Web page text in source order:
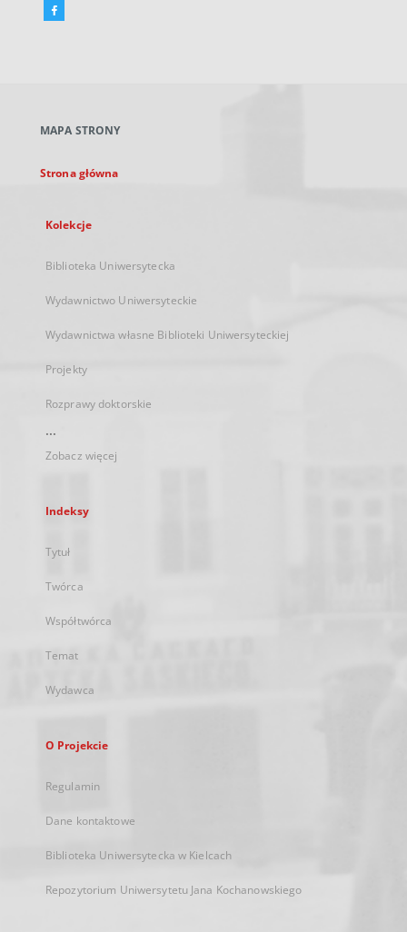
Facebook
karcie
MAPA STRONY
Strona główna
Kolekcje
Biblioteka Uniwersytecka
Wydawnictwo Uniwersyteckie
Wydawnictwa własne Biblioteki Uniwersyteckiej
Projekty
Rozprawy doktorskie
...
Zobacz więcej
Indeksy
Tytuł
Twórca
Współtwórca
Temat
Wydawca
O Projekcie
Regulamin
Dane kontaktowe
Biblioteka Uniwersytecka w Kielcach
Repozytorium Uniwersytetu Jana Kochanowskiego